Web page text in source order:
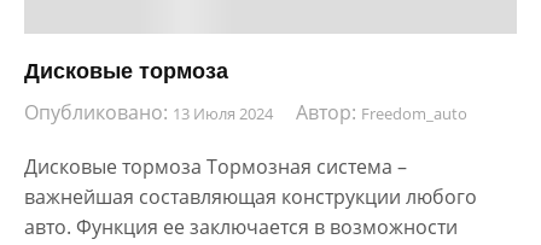
Дисковые тормоза
Опубликовано: 13 Июля 2024 Автор: Freedom_auto
Дисковые тормоза Тормозная система –
важнейшая составляющая конструкции любого
авто. Функция ее заключается в возможности